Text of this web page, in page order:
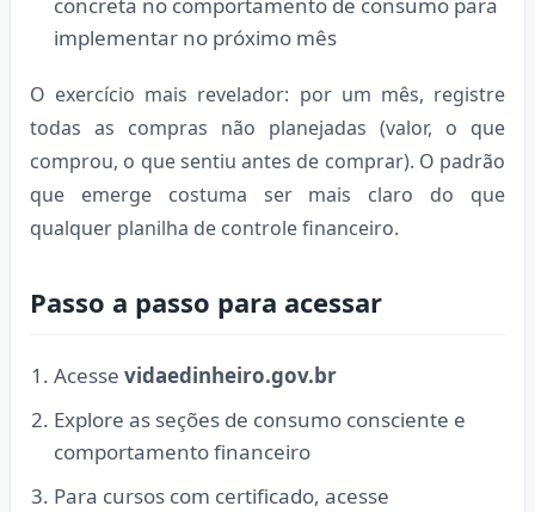
implementar no próximo mês
O exercício mais revelador: por um mês, registre
todas as compras não planejadas (valor, o que
comprou, o que sentiu antes de comprar). O padrão
que emerge costuma ser mais claro do que
qualquer planilha de controle financeiro.
Passo a passo para acessar
Acesse vidaedinheiro.gov.br
Explore as seções de consumo consciente e
comportamento financeiro
Para cursos com certificado, acesse